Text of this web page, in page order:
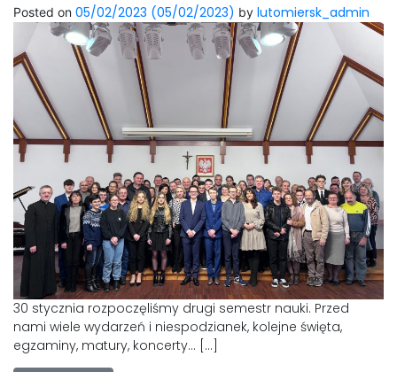
Posted on 05/02/2023 (05/02/2023) by lutomiersk_admin
30 stycznia rozpoczęliśmy drugi semestr nauki. Przed
nami wiele wydarzeń i niespodzianek, kolejne święta,
egzaminy, matury, koncerty… […]